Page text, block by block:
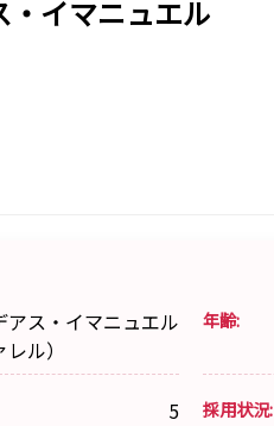
・イマニュエル
アス・イマニュエル
ル）
年齢:
5 採用状況: